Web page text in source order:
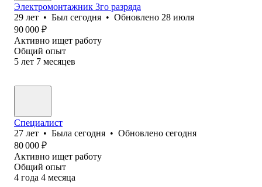
Электромонтажник 3го разряда
29 лет • Был сегодня • Обновлено 28 июля
90 000 ₽
Активно ищет работу
Общий опыт
5 лет 7 месяцев
Специалист
27 лет • Была сегодня • Обновлено сегодня
80 000 ₽
Активно ищет работу
Общий опыт
4 года 4 месяца